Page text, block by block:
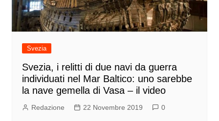
Svezia
Svezia, i relitti di due navi da guerra
individuati nel Mar Baltico: uno sarebbe
la nave gemella di Vasa – il video
Redazione 22 Novembre 2019 0